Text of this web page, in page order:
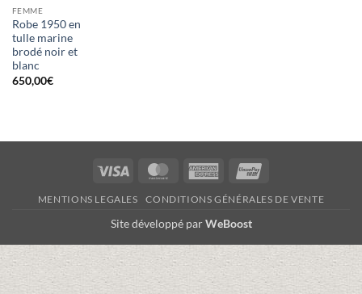
FEMME
Robe 1950 en
tulle marine
brodé noir et
blanc
650,00€
Visa MasterCardAmerican
MENTIONS LEGALES CONDITIONS GÉNÉRALES DE VENTE
Site développé parWeBoost